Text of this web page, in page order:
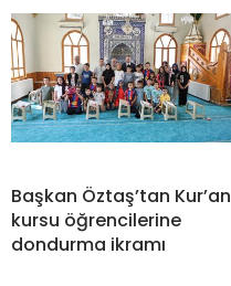
Başkan Öztaş’tan Kur’an
kursu öğrencilerine
dondurma ikramı